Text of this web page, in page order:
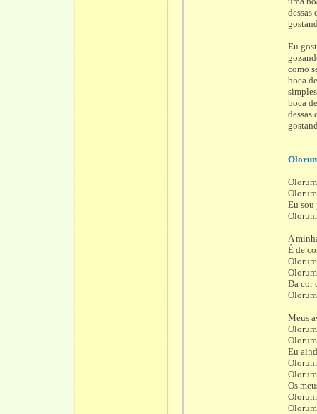
dessas
Eu
como
boca
boca
dessas
Eu sou
A
É de
Da cor
Meus
Eu
Os